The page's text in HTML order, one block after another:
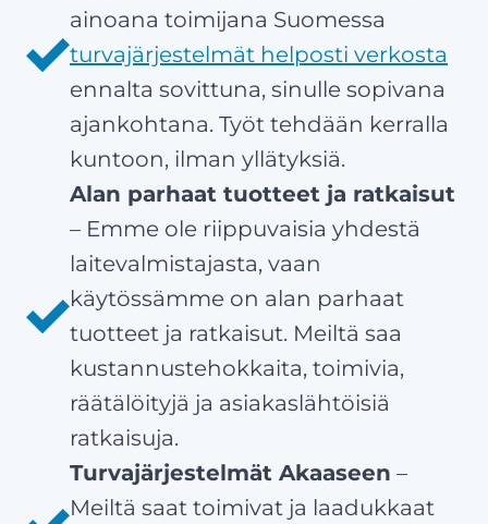
ainoana toimijana Suomessa
turvajärjestelmät helposti verkosta
ennalta sovittuna, sinulle sopivana
ajankohtana. Työt tehdään kerralla
kuntoon, ilman yllätyksiä.
Alan parhaat tuotteet ja ratkaisut
– Emme ole riippuvaisia yhdestä
laitevalmistajasta, vaan
käytössämme on alan parhaat
tuotteet ja ratkaisut. Meiltä saa
kustannustehokkaita, toimivia,
räätälöityjä ja asiakaslähtöisiä
ratkaisuja.
Turvajärjestelmät Akaaseen –
Meiltä saat toimivat ja laadukkaat